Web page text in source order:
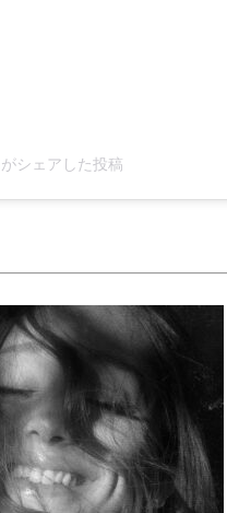
シェアした投稿